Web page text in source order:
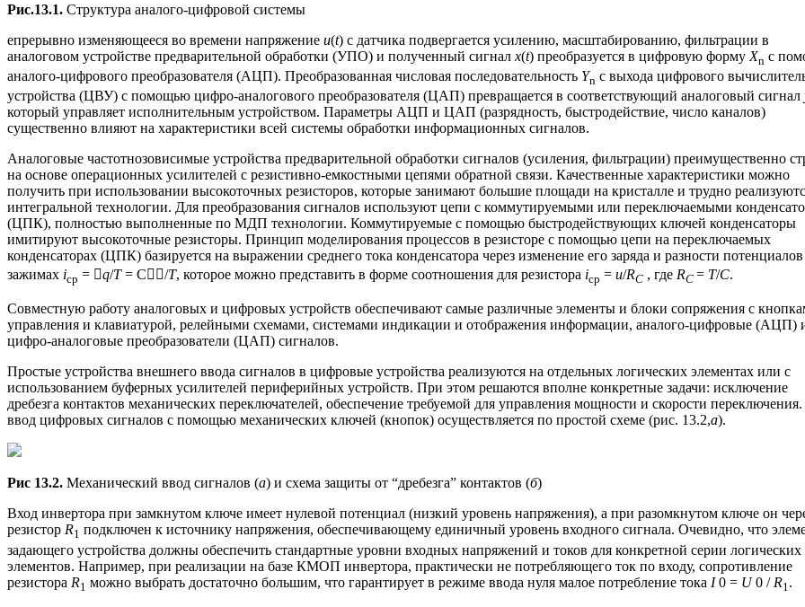
Рис.13.1. Структура аналого-цифровой системы
епрерывно изменяющееся во времени напряжение u(t) с датчика подвергается усилению, масштабированию, фильтрации в
аналоговом устройстве предварительной обработки (УПО) и полученный сигнал x(t) преобразуется в цифровую форму Xn с
аналого-цифрового преобразователя (АЦП). Преобразованная числовая последовательность Yn с выхода цифрового
устройства (ЦВУ) с помощью цифро-аналогового преобразователя (ЦАП) превращается в соответствующий аналоговый сигнал
который управляет исполнительным устройством. Параметры АЦП и ЦАП (разрядность, быстродействие, число каналов)
существенно влияют на характеристики всей системы обработки информационных сигналов.
Аналоговые частотнозовисимые устройства предварительной обработки сигналов (усиления, фильтрации) преимущественно
на основе операционных усилителей с резистивно-емкостными цепями обратной связи. Качественные характеристики можно
получить при использовании высокоточных резисторов, которые занимают большие площади на кристалле и трудно
интегральной технологии. Для преобразования сигналов используют цепи с коммутируемыми или переключаемыми
(ЦПК), полностью выполненные по МДП технологии. Коммутируемые с помощью быстродействующих ключей конденсаторы
имитируют высокоточные резисторы. Принцип моделирования процессов в резисторе с помощью цепи на переключаемых
конденсаторах (ЦПК) базируется на выражении среднего тока конденсатора через изменение его заряда и разности
зажимах iср = q/T= C/T, которое можно представить в форме соотношения для резистора iср = u/RC , где RC = T/C.
Совместную работу аналоговых и цифровых устройств обеспечивают самые различные элементы и блоки сопряжения с
управления и клавиатурой, релейными схемами, системами индикации и отображения информации, аналого-цифровые (АЦП)
цифро-аналоговые преобразователи (ЦАП) сигналов.
Простые устройства внешнего ввода сигналов в цифровые устройства реализуются на отдельных логических элементах или с
использованием буферных усилителей периферийных устройств. При этом решаются вполне конкретные задачи: исключение
дребезга контактов механических переключателей, обеспечение требуемой для управления мощности и скорости
ввод цифровых сигналов с помощью механических ключей (кнопок) осуществляется по простой схеме (рис. 13.2,а).
Рис 13.2. Механический ввод сигналов (а) и схема защиты от “дребезга” контактов (б)
Вход инвертора при замкнутом ключе имеет нулевой потенциал (низкий уровень напряжения), а при разомкнутом ключе он
резистор R1 подключен к источнику напряжения, обеспечивающему единичный уровень входного сигнала. Очевидно, что
задающего устройства должны обеспечить стандартные уровни входных напряжений и токов для конкретной серии логических
элементов. Например, при реализации на базе КМОП инвертора, практически не потребляющего ток по входу, сопротивление
резистора R1 можно выбрать достаточно большим, что гарантирует в режиме ввода нуля малое потребление тока I0 = U0 / R1 .